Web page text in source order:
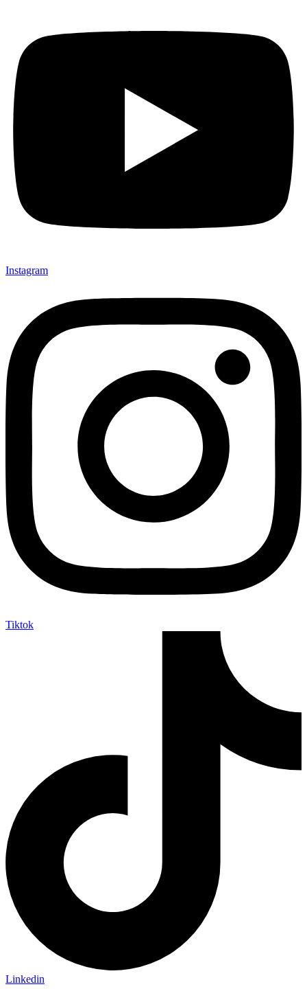
Instagram
Tiktok
Linkedin